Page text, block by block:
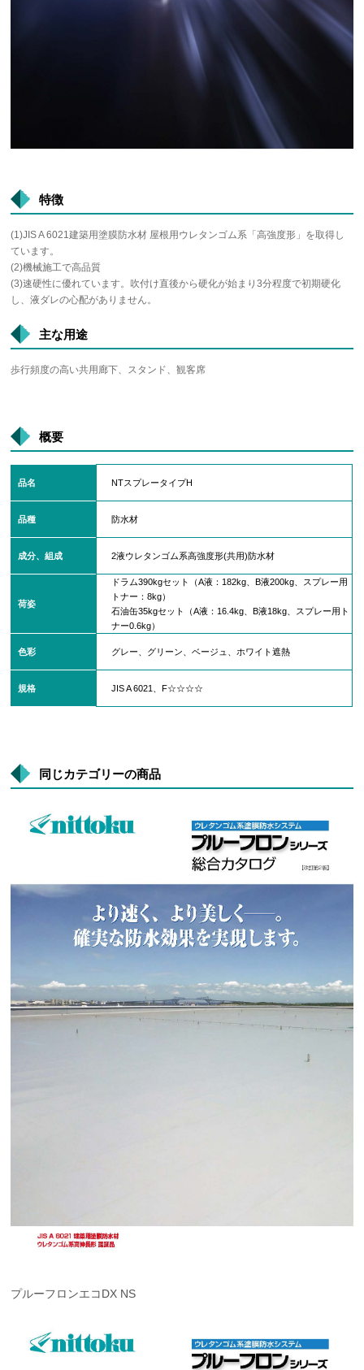
特徴
(1)JIS A 6021建築用塗膜防水材 屋根用ウレタンゴム系「高強度形」を取得し
ています。
(2)機械施工で高品質
(3)速硬性に優れています。吹付け直後から硬化が始まり3分程度で初期硬化
し、液ダレの心配がありません。
主な用途
歩行頻度の高い共用廊下、スタンド、観客席
概要
品名 NTスプレータイプH
品種 防水材
成分、組成 2液ウレタンゴム系高強度形(共用)防水材
荷姿
ドラム390kgセット（A液：182kg、B液200kg、スプレー用
トナー：8kg）
石油缶35kgセット（A液：16.4kg、B液18kg、スプレー用ト
ナー0.6kg）
色彩 グレー、グリーン、ベージュ、ホワイト遮熱
規格 JIS A 6021、F☆☆☆☆
同じカテゴリーの商品
プルーフロンエコDX NS